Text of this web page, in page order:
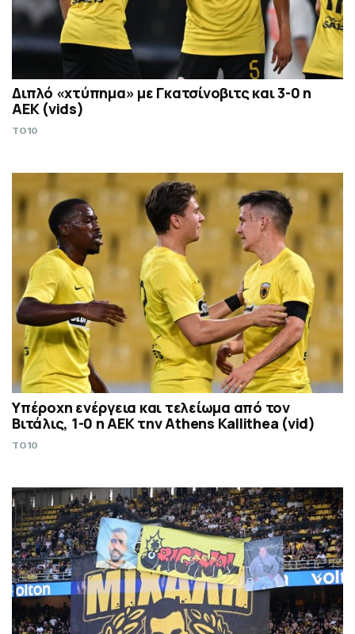
Διπλό «χτύπημα» με Γκατσίνοβιτς και 3-0 η
ΑΕΚ (vids)
TO10
Υπέροχη ενέργεια και τελείωμα από τον
Βιτάλις, 1-0 η ΑΕΚ την Athens Kallithea (vid)
TO10